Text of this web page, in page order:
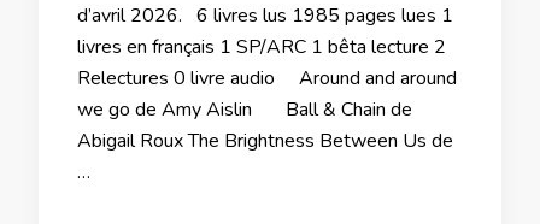
d’avril 2026. 6 livres lus 1985 pages lues 1
livres en français 1 SP/ARC 1 bêta lecture 2
Relectures 0 livre audio Around and around
we go de Amy Aislin Ball & Chain de
Abigail Roux The Brightness Between Us de
…